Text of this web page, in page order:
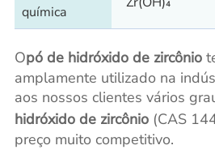
química
Opó de hidróxido de zircônio
amplamente utilizado na
aos nossos clientes vários
hidróxido de zircônio(CAS
preço muito competitivo.